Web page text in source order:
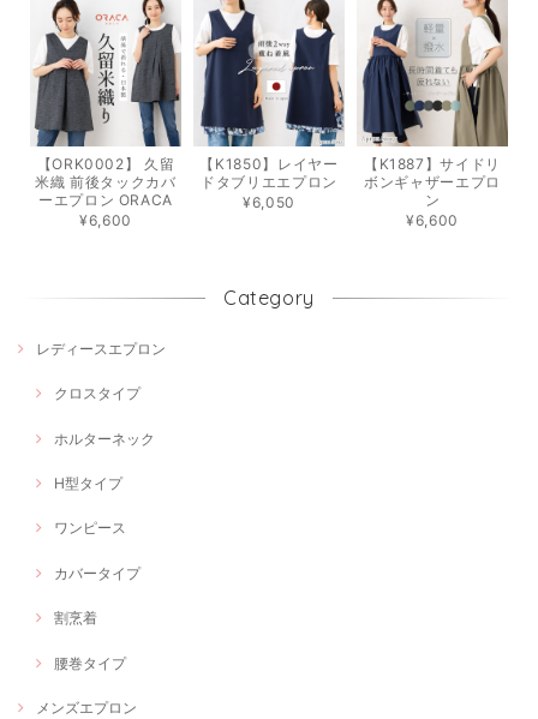
【ORK0002】 久留
米織 前後タックカバ
ーエプロン ORACA
¥6,600
【K1850】レイヤー
ドタブリエエプロン
¥6,050
【K1887】サイドリ
ボンギャザーエプロ
ン
¥6,600
Category
レディースエプロン
クロスタイプ
ホルターネック
H型タイプ
ワンピース
カバータイプ
割烹着
腰巻タイプ
メンズエプロン